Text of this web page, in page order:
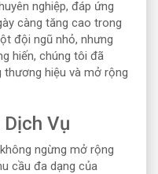
nghiệp, đáp ứng
càng tăng cao trong
đội ngũ nhỏ, nhưng
hiến, chúng tôi đã
hiệu và mở rộng
Vụ
ngừng mở rộng
cầu đa dạng của